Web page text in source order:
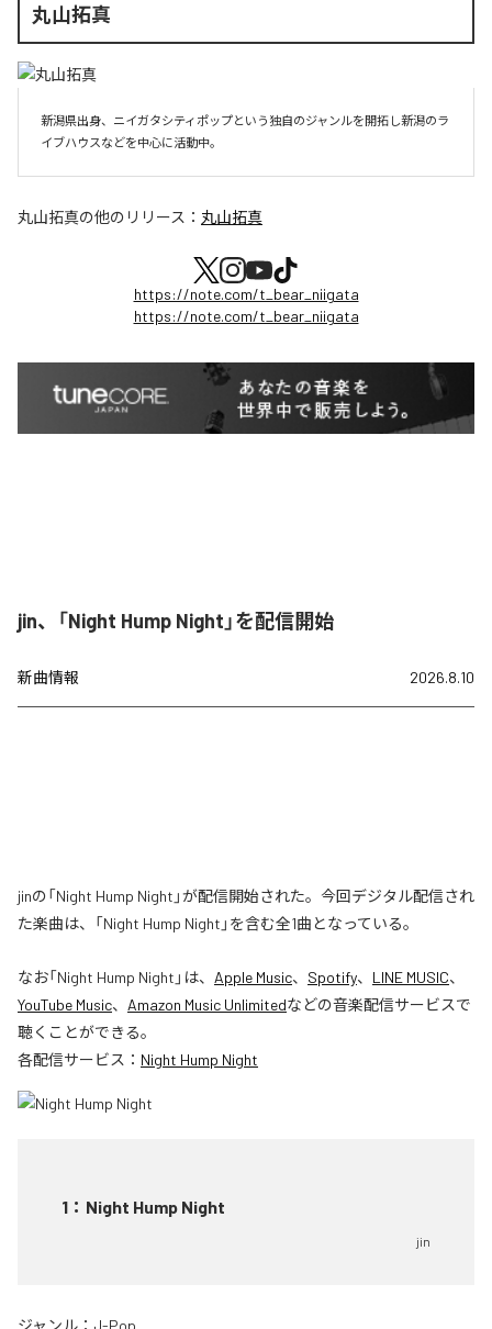
丸山拓真
新潟県出身、ニイガタシティポップという独自のジャンルを開拓し新潟のラ
イブハウスなどを中心に活動中。
丸山拓真の他のリリース： 丸山拓真
https://note.com/t_bear_niigata
https://note.com/t_bear_niigata
jin、「Night Hump Night」を配信開始
新曲情報 2026.8.10
jinの「Night Hump Night」が配信開始された。今回デジタル配信され
た楽曲は、「Night Hump Night」を含む全1曲となっている。
なお「Night Hump Night 」は、 Apple Music、 Spotify、 LINE MUSIC、
YouTube Music、 Amazon Music Unlimitedなどの音楽配信サービスで
聴くことができる。
各配信サービス： Night Hump Night
1 ： Night Hump Night
jin
ジャンル： J-Pop